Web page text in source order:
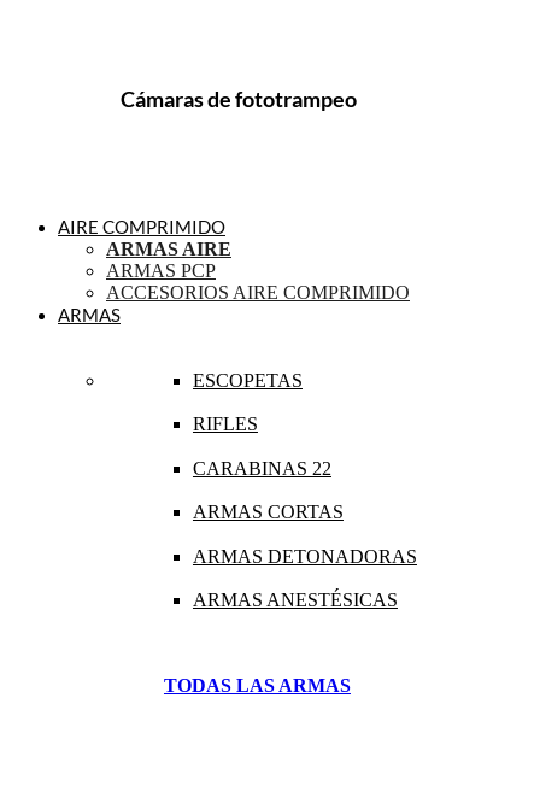
Cámaras de fototrampeo
AIRE COMPRIMIDO
ARMAS AIRE
ARMAS PCP
ACCESORIOS AIRE COMPRIMIDO
ARMAS
ESCOPETAS
RIFLES
CARABINAS 22
ARMAS CORTAS
ARMAS DETONADORAS
ARMAS ANESTÉSICAS
TODAS LAS ARMAS